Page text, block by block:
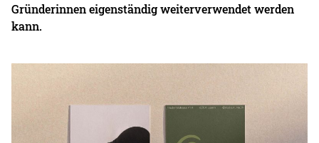
Gründerinnen eigenständig weiterverwendet werden
kann.